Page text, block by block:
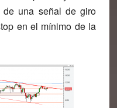
una señal de giro
en el mínimo de la